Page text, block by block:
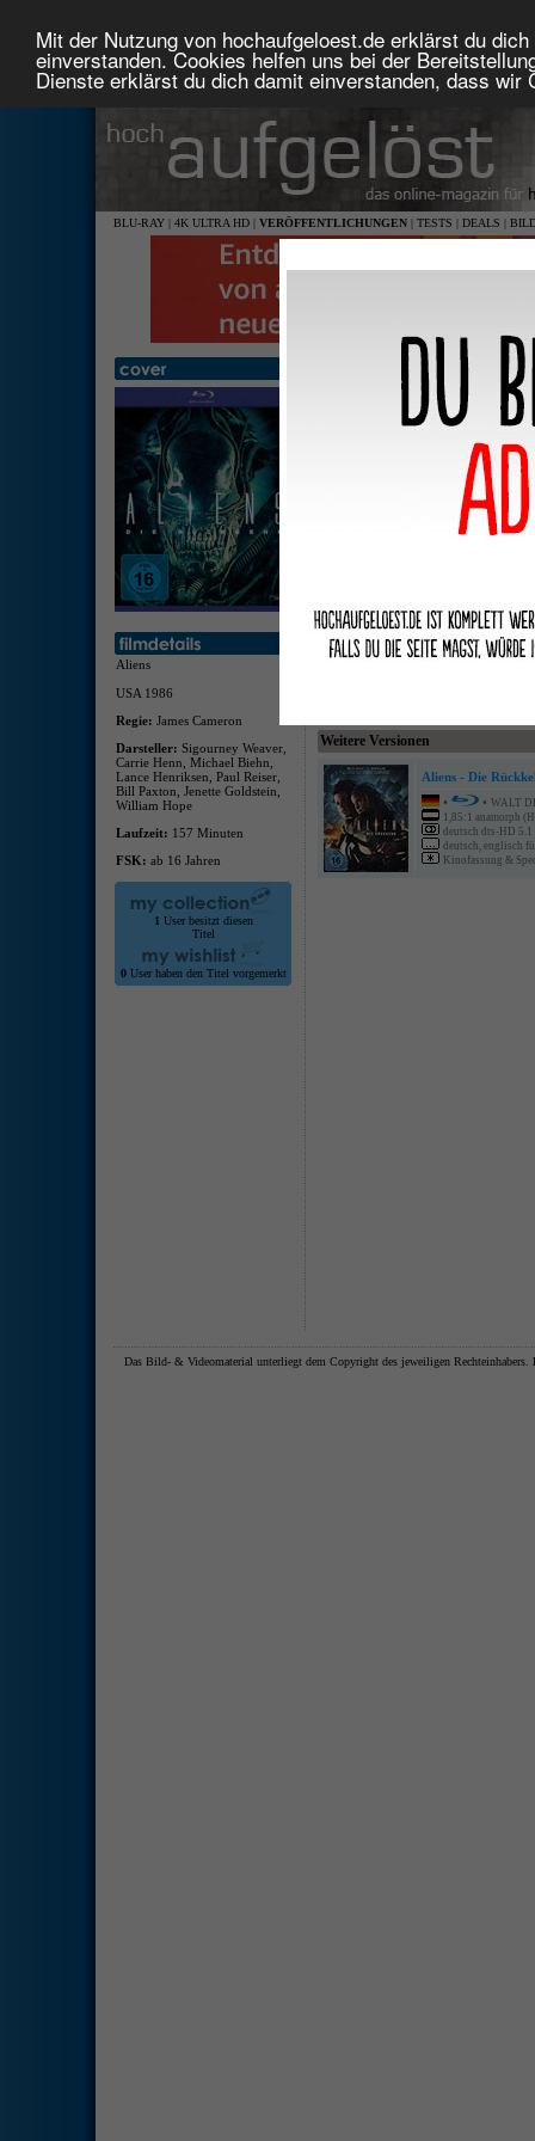
Mit der Nutzung von hochaufgeloest.de erklärst du
einverstanden. Cookies helfen uns bei der
Dienste erklärst du dich damit einverstanden, dass
BLU-RAY | 4K ULTRA HD | VERÖFFENTLICHUNGEN | TESTS | DEALS |
Aliens
USA 1986
Regie: James Cameron
Darsteller: Sigourney Weaver,
Carrie Henn, Michael Biehn,
Lance Henriksen, Paul Reiser,
Bill Paxton, Jenette Goldstein,
William Hope
Laufzeit: 157 Minuten
FSK: ab 16 Jahren
1 User besitzt diesen
Titel
0User haben den Titel vorgemerkt
Aliens - Die Rückkehr
Weitere Versionen
Aliens - Die
•
• WALT
1,85:1 anamorph
deutsch dts-HD
deutsch, englisch
Kinofassung &
Das Bild- & Videomaterial unterliegt dem Copyright des jeweiligen